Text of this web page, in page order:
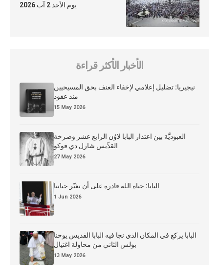
يوم الأحد 2 آب 2026
الأخبار الأكثر قراءة
نيجيريا: تضليل إعلامي لإخفاء العنف بحق المسيحيين
منذ عقود
15 May 2026
العبوديَّة بين اعتذار البابا لاوُن الرابع عشر وصرخة
القدِّيس شارل دي فوكو
27 May 2026
البابا: حياة الله قادرة على أن تغيّر حياتنا
1 Jun 2026
البابا يركع في المكان الذي نجا فيه البابا القديس يوحنا
بولس الثاني من محاولة اغتيال
13 May 2026